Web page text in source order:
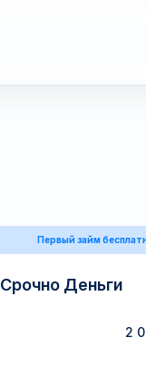
Первый займ
Срочно Деньги
2